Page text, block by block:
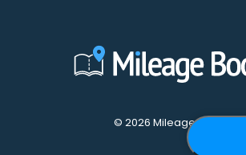
© 2026 Mileage Book A/S